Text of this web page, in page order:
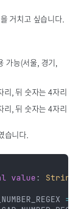
거치고 싶습니다.
가능(서울, 경기,
리, 뒤 숫자는 4자리
리, 뒤 숫자는 4자리
습니다.
value: String
=